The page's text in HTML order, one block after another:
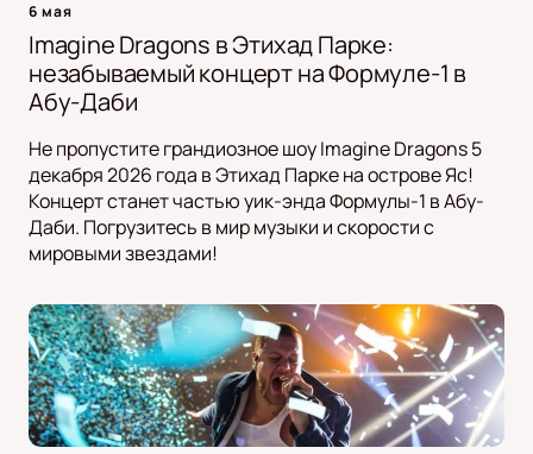
6 мая
Imagine Dragons в Этихад Парке:
незабываемый концерт на Формуле-1 в
Абу-Даби
Не пропустите грандиозное шоу Imagine Dragons 5
декабря 2026 года в Этихад Парке на острове Яс!
Концерт станет частью уик-энда Формулы-1 в Абу-
Даби. Погрузитесь в мир музыки и скорости с
мировыми звездами!